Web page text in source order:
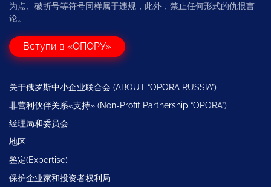
为点、破折号等符号同样属于违规，此外，禁止任何形式的仇恨言
论。
Вступи в «ОПОРУ»
关于俄罗斯中小企业联合会 (ABOUT “OPORA RUSSIA”)
非营利伙伴关系«支持» (Non-Profit Partnership “OPORA”)
经理局和委员会
地区
鉴定(Expertise)
保护企业家和投资者权利局